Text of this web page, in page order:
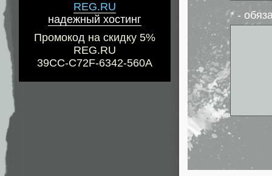
REG.RU
надежный хостинг
Промокод на скидку 5%
REG.RU
39CC-C72F-6342-560A
* -